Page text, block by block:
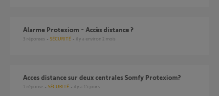
Alarme Protexiom - Accès distance ?
3 réponses SÉCURITÉ il y a environ 2 mois
Acces distance sur deux centrales Somfy Protexiom?
1 réponse SÉCURITÉ il y a 15 jours